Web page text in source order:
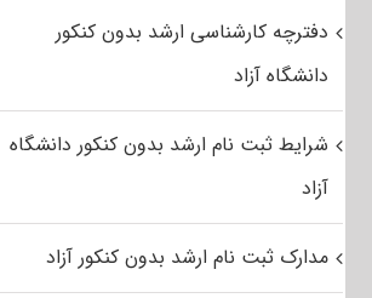
دفترچه کارشناسی ارشد بدون کنکور
دانشگاه آزاد
شرایط ثبت نام ارشد بدون کنکور دانشگاه
آزاد
مدارک ثبت نام ارشد بدون کنکور آزاد